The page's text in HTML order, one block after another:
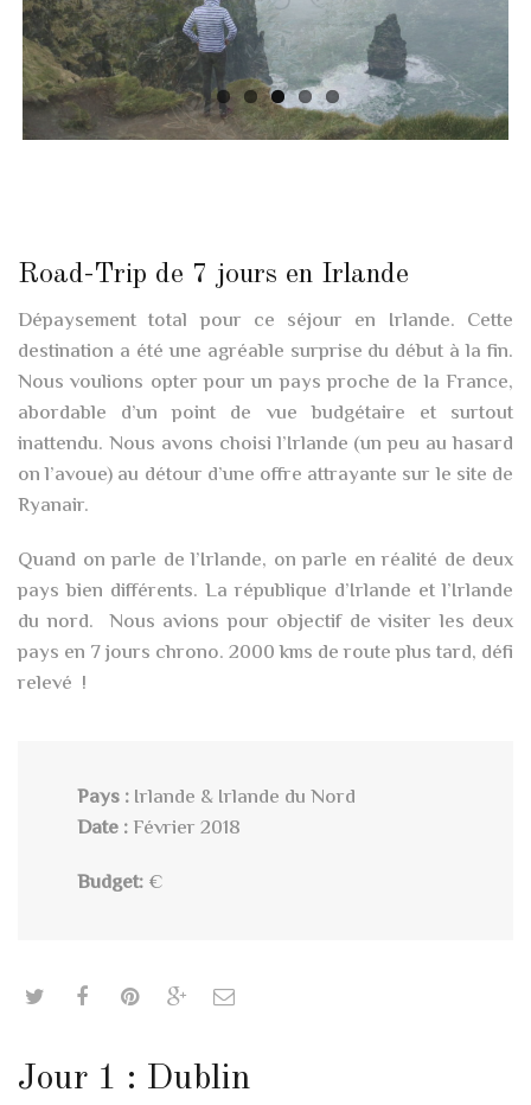
Road-Trip de 7 jours en Irlande
Dépaysement total pour ce séjour en Irlande. Cette
destination a été une agréable surprise du début à la fin.
Nous voulions opter pour un pays proche de la France,
abordable d’un point de vue budgétaire et surtout
inattendu. Nous avons choisi l’Irlande (un peu au hasard
on l’avoue) au détour d’une offre attrayante sur le site de
Ryanair.
Quand on parle de l’Irlande, on parle en réalité de deux
pays bien différents. La république d’Irlande et l’Irlande
du nord. Nous avions pour objectif de visiter les deux
pays en 7 jours chrono. 2000 kms de route plus tard, défi
relevé !
Pays :Irlande & Irlande du Nord
Date :Février 2018
Budget:€
Jour 1 : Dublin